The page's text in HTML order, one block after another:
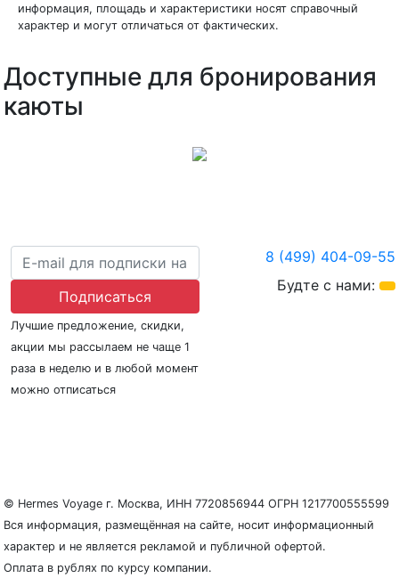
информация, площадь и характеристики носят справочный
характер и могут отличаться от фактических.
Доступные для бронирования
каюты
© Hermes Voyage г. Москва, ИНН 7720856944 ОГРН 1217700555599
Вся информация, размещённая на сайте, носит информационный
характер и не является рекламой и публичной офертой.
Оплата в рублях по курсу компании.
Подписаться
Лучшие предложение, скидки,
акции мы рассылаем не чаще 1
раза в неделю и в любой момент
можно отписаться
8 (499) 404-09-55
Будте с нами: